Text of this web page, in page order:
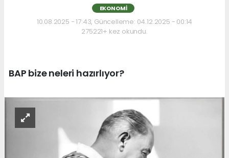
EKONOMI
10.08.2025 - 17:43, Güncelleme: 04.12.2025 - 00:14
275221+ kez okundu.
BAP bize neleri hazırlıyor?